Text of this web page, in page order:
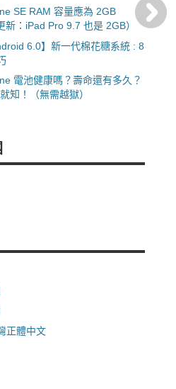
SE RAM 容量應為 2GB
新：iPad Pro 9.7 也是 2GB）
6.0】新一代棉花糖系統 : 8
電池健康嗎？壽命還有多久？
知！（無需越獄）
正體中文